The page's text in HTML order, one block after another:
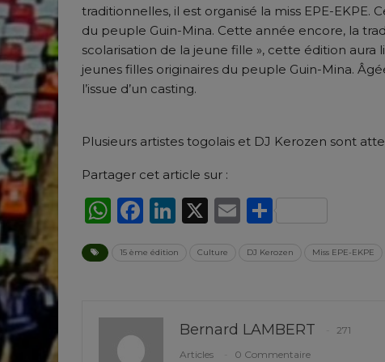
traditionnelles, il est organisé la miss EPE-
du peuple Guin-Mina. Cette année encore, la
scolarisation de la jeune fille », cette édition
jeunes filles originaires du peuple Guin-Mina.
l’issue d’un casting.
Plusieurs artistes togolais et DJ Kerozen sont
Partager cet article sur :
WhatsApp
Facebook
LinkedIn
X EmailPartager
15 ème édition Culture DJ Kerozen Miss EPE-EKPE
Bernard LAMBERT
271
Articles
0 Commentaire